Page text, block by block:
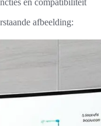
en compatibiliteit
afbeelding: